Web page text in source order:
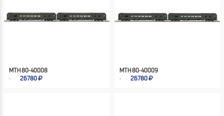
MTH 80-40008
26780
MTH 80-40009
26780